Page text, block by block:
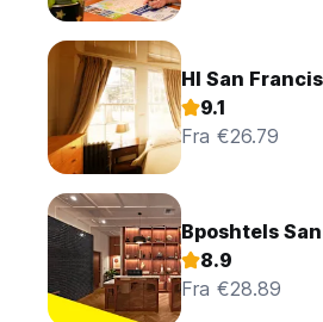
HI San
9.1
Fra €26.79
Bposhtels
8.9
Fra €28.89